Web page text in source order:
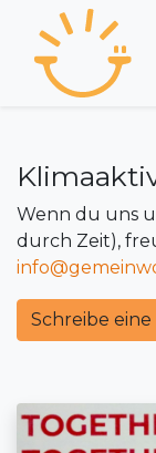
Wenn du uns
durch Zeit),
Schreibe eine